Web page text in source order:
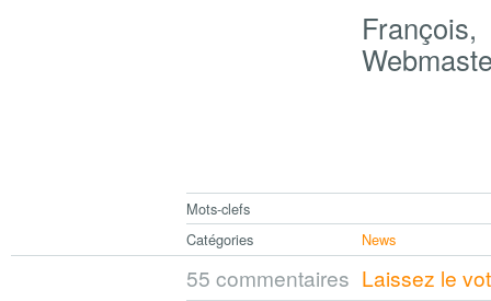
François,
Mots-clefs
Catégories
News
55 commentaires Laissez le